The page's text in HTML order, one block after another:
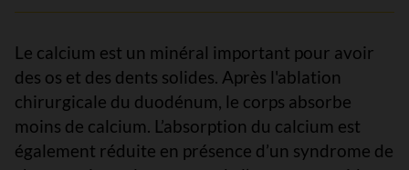
Le calcium est un minéral important pour avoir
des os et des dents solides. Après l'ablation
chirurgicale du duodénum, le corps absorbe
moins de calcium. L’absorption du calcium est
également réduite en présence d’un syndrome de